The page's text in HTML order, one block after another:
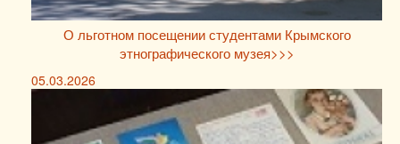
О льготном посещении студентами Крымского
этнографического музея>>>
05.03.2026